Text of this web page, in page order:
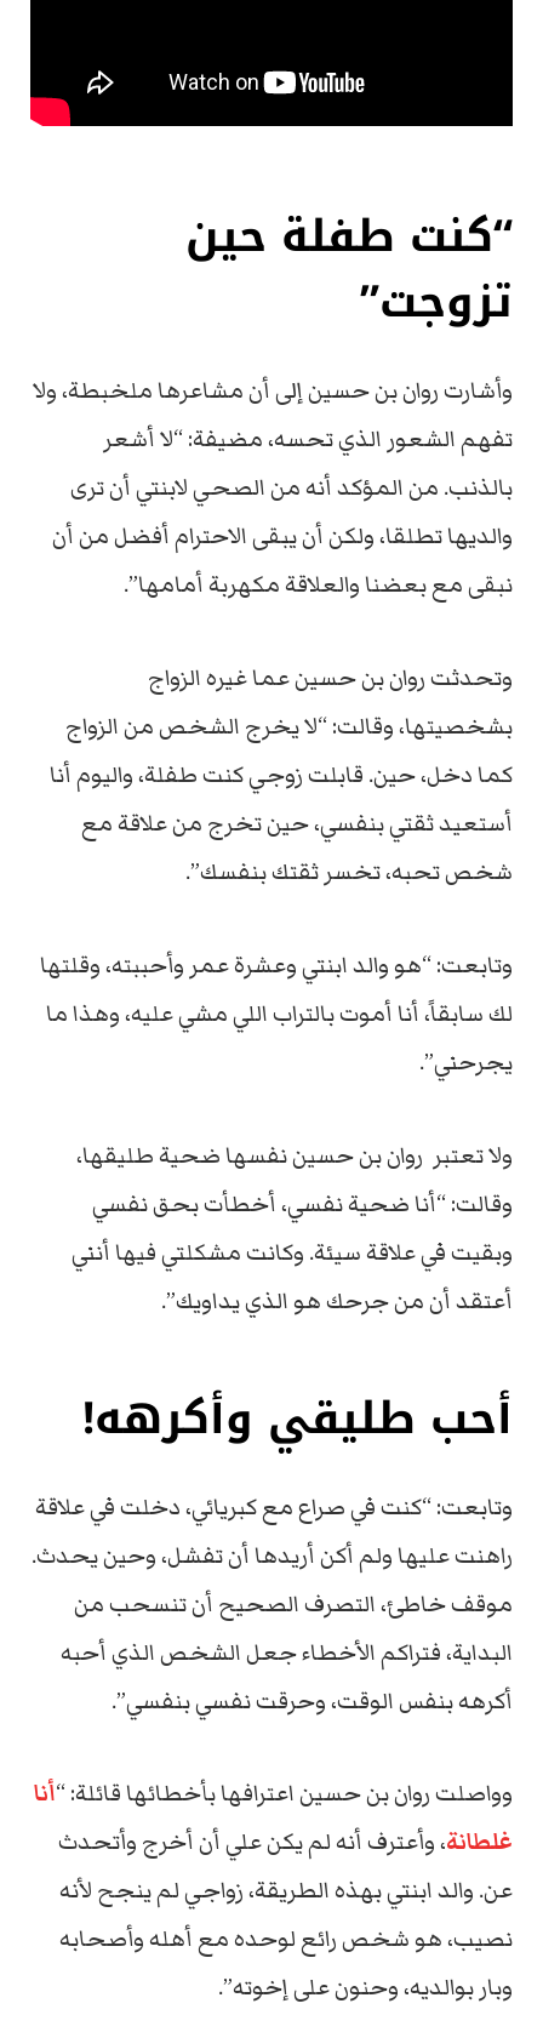
“كنت طفلة حين
تزوجت”
وأشارت روان بن حسين إلى أن مشاعرها ملخبطة، ولا
تفهم الشعور الذي تحسه، مضيفة: “لا أشعر
بالذنب. من المؤكد أنه من الصحي لابنتي أن ترى
والديها تطلقا، ولكن أن يبقى الاحترام أفضل من أن
نبقى مع بعضنا والعلاقة مكهربة أمامها”.
وتحدثت روان بن حسين عما غيره الزواج
بشخصيتها، وقالت: “لا يخرج الشخص من الزواج
كما دخل، حين. قابلت زوجي كنت طفلة، واليوم أنا
أستعيد ثقتي بنفسي، حين تخرج من علاقة مع
شخص تحبه، تخسر ثقتك بنفسك”.
وتابعت: “هو والد ابنتي وعشرة عمر وأحببته، وقلتها
لك سابقاً، أنا أموت بالتراب اللي مشي عليه، وهذا ما
يجرحني”.
ولا تعتبر روان بن حسين نفسها ضحية طليقها،
وقالت: “أنا ضحية نفسي، أخطأت بحق نفسي
وبقيت في علاقة سيئة. وكانت مشكلتي فيها أنني
أعتقد أن من جرحك هو الذي يداويك”.
أحب طليقي وأكرهه!
وتابعت: “كنت في صراع مع كبريائي، دخلت في علاقة
راهنت عليها ولم أكن أريدها أن تفشل، وحين يحدث.
موقف خاطئ، التصرف الصحيح أن تنسحب من
البداية، فتراكم الأخطاء جعل الشخص الذي أحبه
أكرهه بنفس الوقت، وحرقت نفسي بنفسي”.
وواصلت روان بن حسين اعترافها بأخطائها قائلة: “أنا
غلطانة، وأعترف أنه لم يكن علي أن أخرج وأتحدث
عن. والد ابنتي بهذه الطريقة، زواجي لم ينجح لأنه
نصيب، هو شخص رائع لوحده مع أهله وأصحابه
وبار بوالديه، وحنون على إخوته”.